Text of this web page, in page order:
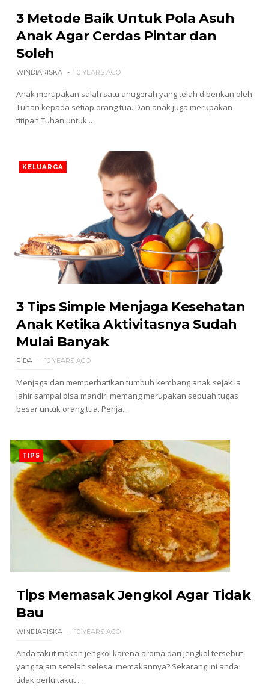
3 Metode Baik Untuk Pola Asuh
Anak Agar Cerdas Pintar dan
Soleh
WINDIARISKA 10 YEARS AGO
Anak merupakan salah satu anugerah yang telah diberikan oleh
Tuhan kepada setiap orang tua. Dan anak juga merupakan
titipan Tuhan untuk...
KELUARGA
3 Tips Simple Menjaga Kesehatan
Anak Ketika Aktivitasnya Sudah
Mulai Banyak
RIDA 10 YEARS AGO
Menjaga dan memperhatikan tumbuh kembang anak sejak ia
lahir sampai bisa mandiri memang merupakan sebuah tugas
besar untuk orang tua. Penja...
TIPS
Tips Memasak Jengkol Agar Tidak
Bau
WINDIARISKA 10 YEARS AGO
Anda takut makan jengkol karena aroma dari jengkol tersebut
yang tajam setelah selesai memakannya? Sekarang ini anda
tidak perlu takut ...